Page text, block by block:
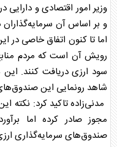
وزیر امور اقتصادی و
و بر اساس آن
اما تا کنون اتفاق خاصی در
رویش آن است که مردم
سود ارزی دریافت کنند. این
شاهد رونمایی این
مدنی‌زادهتاکید کرد: نکته
مجوز صادر کرده اما
صندوق‌های سرمایه‌گذاری